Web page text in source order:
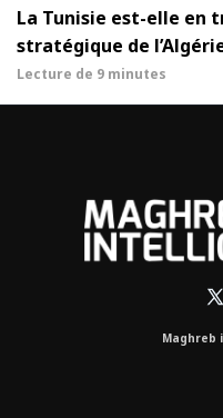
La Tunisie est-elle en
stratégique de
Lecture de 9 minutes
Maghreb